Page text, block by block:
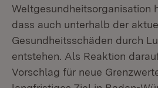
Weltgesundheitsorganisation
dass auch unterhalb der
Gesundheitsschäden durch
entstehen. Als Reaktion
Vorschlag für neue